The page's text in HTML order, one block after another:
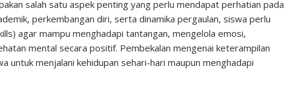
salah satu aspek penting yang perlu mendapat perhatian pada
perkembangan diri, serta dinamika pergaulan, siswa perlu
agar mampu menghadapi tantangan, mengelola emosi,
mental secara positif. Pembekalan mengenai keterampilan
untuk menjalani kehidupan sehari-hari maupun menghadapi